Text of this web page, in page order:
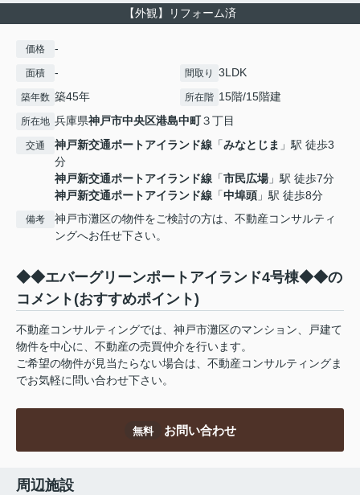
【外観】リフォーム済
価格 -
面積 - 間取り 3LDK
築年数 築45年 所在階 15階/15階建
所在地 兵庫県神戸市中央区港島中町３丁目
交通 神戸新交通ポートアイランド線 「みなとじま 」駅 徒歩3
分
神戸新交通ポートアイランド線 「市民広場」駅 徒歩7分
神戸新交通ポートアイランド線 「中埠頭 」駅 徒歩8分
備考
神戸市灘区の物件をご検討の方は、不動産コンサルティ
ングへお任せ下さい。
◆◆エバーグリーンポートアイランド4号棟◆◆の
コメント(おすすめポイント)
不動産コンサルティングでは、神戸市灘区のマンション、戸建て
物件を中心に、不動産の売買仲介を行います。
ご希望の物件が見当たらない場合は、不動産コンサルティングま
でお気軽に問い合わせ下さい。
無料 お問い合わせ
周辺施設